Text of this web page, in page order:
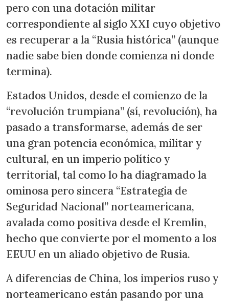
pero con una dotación militar
correspondiente al siglo XXI cuyo objetivo
es recuperar a la “Rusia histórica” (aunque
nadie sabe bien donde comienza ni donde
termina).
Estados Unidos, desde el comienzo de la
“revolución trumpiana” (sí, revolución), ha
pasado a transformarse, además de ser
una gran potencia económica, militar y
cultural, en un imperio político y
territorial, tal como lo ha diagramado la
ominosa pero sincera “Estrategia de
Seguridad Nacional” norteamericana,
avalada como positiva desde el Kremlin,
hecho que convierte por el momento a los
EEUU en un aliado objetivo de Rusia.
A diferencias de China, los imperios ruso y
norteamericano están pasando por una